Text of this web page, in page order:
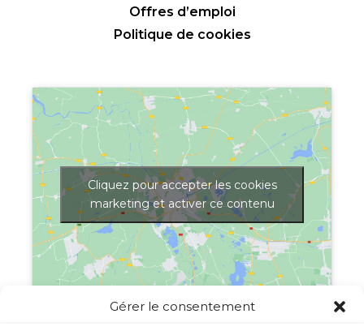
Gérer le consentement
Offres d’emploi
Politique de cookies
Cliquez pour accepter les cookies
marketing et activer ce contenu